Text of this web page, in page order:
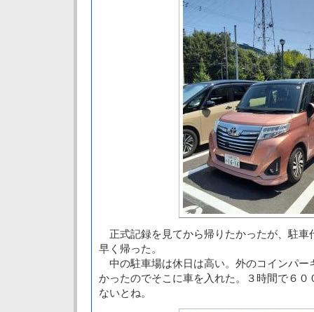
正式記録を見てから帰りたかったが、駐車
早く帰った。
中の駐車場は休日は高い。外のコインパー
かったのでそこに車を入れた。３時間で６０
ないとね。